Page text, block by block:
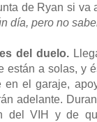
de Ryan si va
día, pero no
del duelo.
están a solas, y
en el garaje,
adelante.
del VIH y de